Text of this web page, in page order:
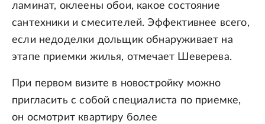
ламинат, оклеены обои, какое состояние
сантехники и смесителей. Эффективнее всего,
если недоделки дольщик обнаруживает на
этапе приемки жилья, отмечает Шеверева.
При первом визите в новостройку можно
пригласить с собой специалиста по приемке,
он осмотрит квартиру более